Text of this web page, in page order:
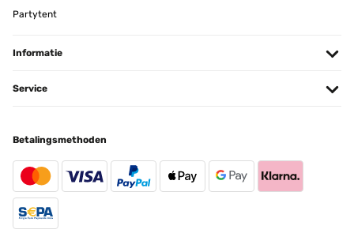
Partytent
Informatie
Service
Betalingsmethoden